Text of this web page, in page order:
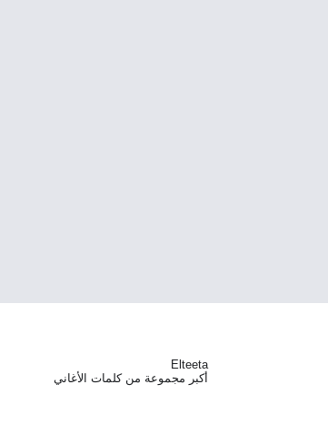
Elteeta
أكبر مجموعة من كلمات الأغاني